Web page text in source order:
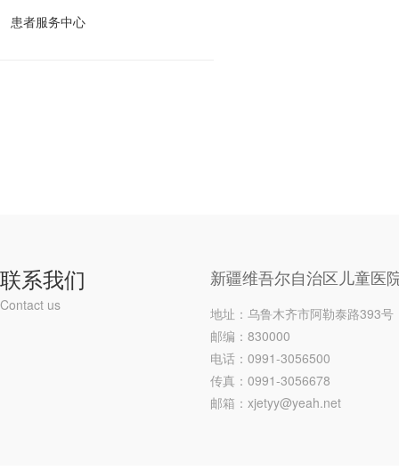
患者服务中心
联系我们
Contact us
新疆维吾尔自治区儿童医
地址：乌鲁木齐市阿勒泰路393号
邮编：830000
电话：0991-3056500
传真：0991-3056678
邮箱：xjetyy@yeah.net